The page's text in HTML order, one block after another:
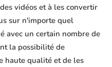
vidéos et à les convertir
sur n'importe quel
avec un certain nombre de
la possibilité de
haute qualité et de les